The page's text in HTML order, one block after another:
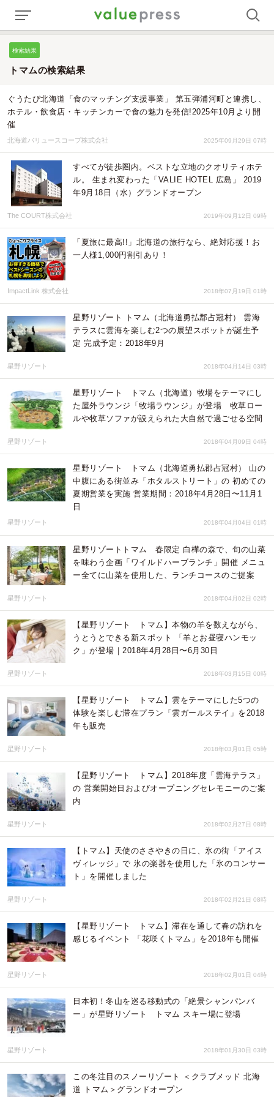
検索結果
トマムの検索結果
ぐうたび北海道「食のマッチング支援事業」 第五弾浦河町と連携し、
ホテル・飲食店・キッチンカーで食の魅力を発信!2025年10月より開
催
北海道バリュースコープ株式会社 2025年09月29日 07時
すべてが徒歩圏内。ベストな立地のクオリティホテ
ル。 生まれ変わった「VALIE HOTEL 広島」 2019
年9月18日（水）グランドオープン
The COURT株式会社 2019年09月12日 09時
「夏旅に最高!!」北海道の旅行なら、絶対応援！お
一人様1,000円割引あり！
ImpactLink 株式会社 2018年07月19日 01時
星野リゾート トマム（北海道勇払郡占冠村） 雲海
テラスに雲海を楽しむ2つの展望スポットが誕生予
定 完成予定：2018年9月
星野リゾート 2018年04月14日 03時
星野リゾート トマム（北海道）牧場をテーマにし
た屋外ラウンジ「牧場ラウンジ」が登場 牧草ロー
ルや牧草ソファが設えられた大自然で過ごせる空間
星野リゾート 2018年04月09日 04時
星野リゾート トマム（北海道勇払郡占冠村） 山の
中腹にある街並み「ホタルストリート」の 初めての
夏期営業を実施 営業期間：2018年4月28日〜11月1
日
星野リゾート 2018年04月04日 01時
星野リゾートトマム 春限定 白樺の森で、旬の山菜
を味わう企画「ワイルドハーブランチ」開催 メニュ
ー全てに山菜を使用した、ランチコースのご提案
星野リゾート 2018年04月02日 02時
【星野リゾート トマム】本物の羊を数えながら、
うとうとできる新スポット 「羊とお昼寝ハンモッ
ク」が登場｜2018年4月28日〜6月30日
星野リゾート 2018年03月15日 00時
【星野リゾート トマム】雲をテーマにした5つの
体験を楽しむ滞在プラン「雲ガールステイ」を2018
年も販売
星野リゾート 2018年03月01日 05時
【星野リゾート トマム】2018年度「雲海テラス」
の 営業開始日およびオープニングセレモニーのご案
内
星野リゾート 2018年02月27日 08時
【トマム】天使のささやきの日に、氷の街「アイス
ヴィレッジ」で 氷の楽器を使用した「氷のコンサー
ト」を開催しました
星野リゾート 2018年02月21日 08時
【星野リゾート トマム】滞在を通して春の訪れを
感じるイベント 「花咲くトマム」を2018年も開催
星野リゾート 2018年02月01日 04時
日本初！冬山を巡る移動式の「絶景シャンパンバ
ー」が星野リゾート トマム スキー場に登場
星野リゾート 2018年01月30日 03時
この冬注目のスノーリゾート ＜クラブメッド 北海
道 トマム＞グランドオープン